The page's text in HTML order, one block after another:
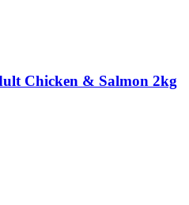
Chicken & Salmon 2kg